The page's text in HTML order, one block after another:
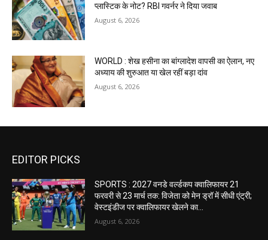
प्लास्टिक के नोट? RBI गवर्नर ने दिया जवाब
August 6, 2026
WORLD : शेख हसीना का बांग्लादेश वापसी का ऐलान, नए
अध्याय की शुरुआत या खेल रहीं बड़ा दांव
August 6, 2026
EDITOR PICKS
SPORTS : 2027 वनडे वर्ल्डकप क्वालिफायर 21
फरवरी से 23 मार्च तक: विजेता को मेन ड्रॉ में सीधी एंट्री;
वेस्टइंडीज पर क्वालिफायर खेलने का...
August 6, 2026